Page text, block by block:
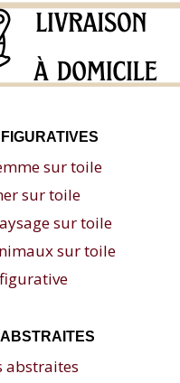
sur toile
sur toile
sur toile
sur toile
abstraites